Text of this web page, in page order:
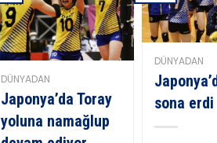
DÜNYADAN
Japonya’da Toray
yoluna namağlup
DÜNYADAN
sona erdi